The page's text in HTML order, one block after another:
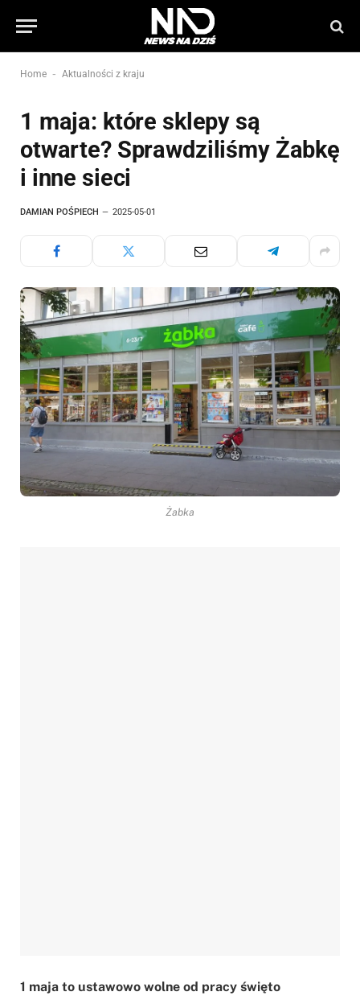
Home - Aktualności z kraju
1 maja: które sklepy są
otwarte? Sprawdziliśmy Żabkę
i inne sieci
DAMIAN POŚPIECH 2025-05-01
Żabka
1 maja to ustawowo wolne od pracy święto